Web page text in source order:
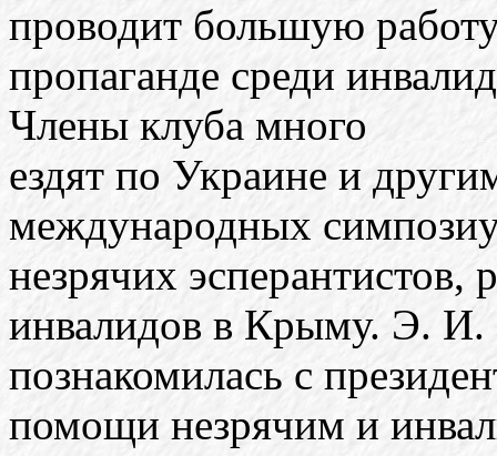
проводит большую
пропаганде среди
Члены клуба много
ездят по Украине и
международных
незрячих эсперантистов,
инвалидов в Крыму. Э. И.
познакомилась с
помощи незрячим и